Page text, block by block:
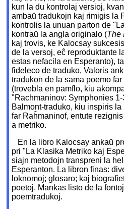
kun la du kontrolaj versioj,
ambaŭ tradukojn kaj rimigis la
kontrolis la unuan parton de
kontraŭ la angla originalo (The
kaj trovis, ke Kalocsay
de la versoj, eĉ reproduktante
estas nefacila en Esperanto),
fideleco de traduko, Valoris
tradukon de la sama poemo
(trovebla en pamflo, kiu
"Rachmaninov: Symphonies
Balmont-traduko, kiu inspiris
far Raĥmaninof, entute
a metriko.
En la libro Kalocsay ankaŭ
pri "La Klasika Metriko kaj
siajn metodojn transpreni la
Esperanton. La libron finas:
loknomoj; glosaro; kaj
poetoj. Mankas listo de la
poemtradukoj.